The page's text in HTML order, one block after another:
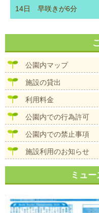
14日 早咲きが6分
公園内マップ
施設の貸出
利用料金
公園内での行為許可
公園内での禁止事項
施設利用のお知らせ
ミュ